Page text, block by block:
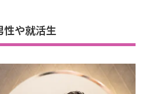
や就活生